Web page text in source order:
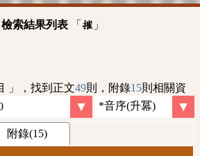
索結果列表 「 摧 」
」，找到正文49則，附錄15則相關資
附錄(15)